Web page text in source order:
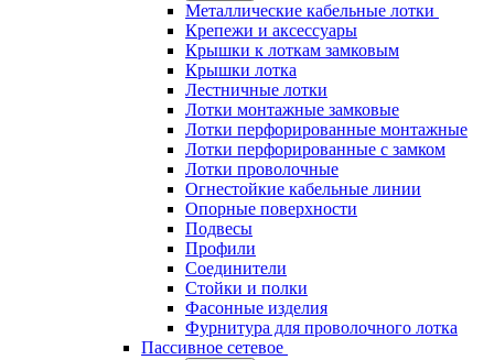
Металлические кабельные лотки
Крепежи и аксессуары
Крышки к лоткам замковым
Крышки лотка
Лестничные лотки
Лотки монтажные замковые
Лотки перфорированные монтажные
Лотки перфорированные с замком
Лотки проволочные
Огнестойкие кабельные линии
Опорные поверхности
Подвесы
Профили
Соединители
Стойки и полки
Фасонные изделия
Фурнитура для проволочного лотка
Пассивное сетевое